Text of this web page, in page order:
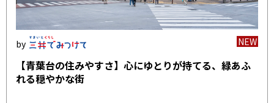
NEW
【青葉台の住みやすさ】心にゆとりが持てる、緑あふ
れる穏やかな街